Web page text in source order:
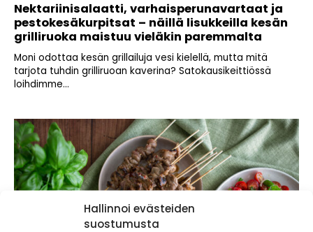
Hallinnoi evästeiden
suostumusta
Nektariinisalaatti, varhaisperunavartaat ja
pestokesäkurpitsat – näillä lisukkeilla kesän
grilliruoka maistuu vieläkin paremmalta
Moni odottaa kesän grillailuja vesi kielellä, mutta mitä
tarjota tuhdin grilliruoan kaverina? Satokausikeittiössä
loihdimme...